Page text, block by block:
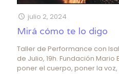
julio 2, 2024
Mirá cómo te lo digo
Taller de Performance con
de Julio, 19h. Fundación
poner el cuerpo, poner la